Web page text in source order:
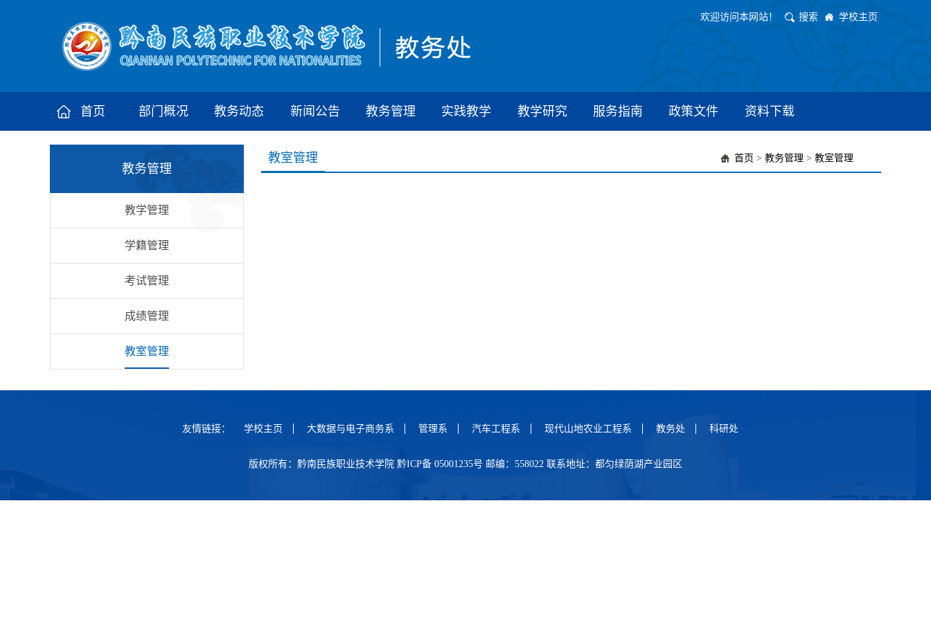
欢迎访问本网站！ 搜索 学校主页
首页 部门概况 教务动态 新闻公告 教务管理 实践教学 教学研究 服务指南 政策文件 资料下载
教务管理
教学管理
学籍管理
考试管理
成绩管理
教室管理
教室管理 首页 > 教务管理 > 教室管理
友情链接： 学校主页 大数据与电子商务系 管理系 汽车工程系 现代山地农业工程系 教务处 科研处
版权所有：黔南民族职业技术学院 黔ICP备 05001235号 邮编：558022 联系地址：都匀绿荫湖产业园区